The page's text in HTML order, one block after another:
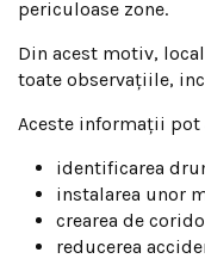
periculoase zone.
Din acest motiv,
toate observațiile,
Aceste informații pot
identificarea
instalarea unor
crearea de
reducerea